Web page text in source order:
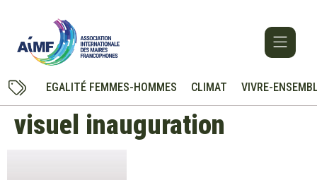
EGALITÉ FEMMES-HOMMES CLIMAT VIVRE-
visuel inauguration